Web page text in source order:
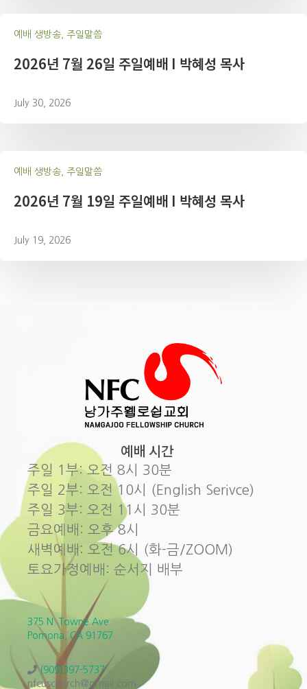
예배 생방송, 주일말씀
2026년 7월 26일 주일예배 I 박혜성 목사
July 30, 2026
예배 생방송, 주일말씀
2026년 7월 19일 주일예배 I 박혜성 목사
July 19, 2026
예배 시간
주일 1부: 오전 8시 30분
주일 2부: 오전 10시 (English Serivce)
주일 3부: 오전 11시 30분
금요예배: 오후 8시
새벽예배: 오전 6시 (화-금/ZOOM)
토요가정예배: 순서지 배부
375 N. Towne Ave.
Pomona, CA 91767
(909)397-5737
nfcuschurch@gmail.com